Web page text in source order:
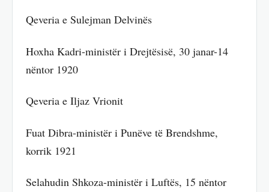
Qeveria e Sulejman Delvinës
Hoxha Kadri-ministër i Drejtësisë, 30 janar-14
nëntor 1920
Qeveria e Iljaz Vrionit
Fuat Dibra-ministër i Punëve të Brendshme,
korrik 1921
Selahudin Shkoza-ministër i Luftës, 15 nëntor